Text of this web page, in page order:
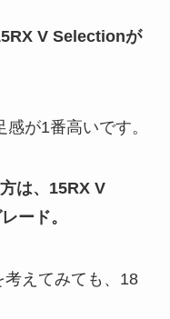
V Selectionが
が1番高いです。
は、15RX V
ード。
えてみても、18